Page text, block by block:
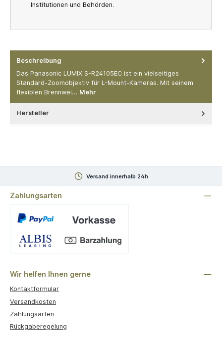
Institutionen und Behörden.
Beschreibung
Das Panasonic LUMIX S-R24105EC ist ein vielseitiges
Standard-Zoomobjektiv für L-Mount-Kameras. Mit seinem
flexiblen Brennwei… Mehr
Hersteller
Versand innerhalb 24h
Zahlungsarten
Wir helfen Ihnen gerne
Kontaktformular
Versandkosten
Zahlungsarten
Rückgaberegelung